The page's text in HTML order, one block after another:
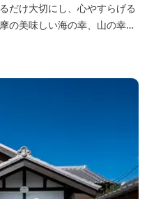
だけ大切にし、心やすらげる
の美味しい海の幸、山の幸を